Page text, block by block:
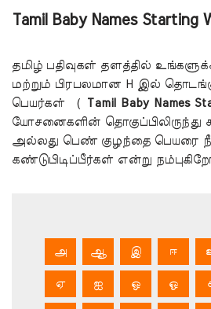
Tamil Baby Names Starting
தமிழ் பதிவுகள் தளத்தில்
மற்றும் பிரபலமான H இல்
பெயர்கள் ( Tamil Baby Names
யோசனைகளின்
அல்லது பெண் குழந்தை பெயரை
கண்டுபிடிப்பீர்கள் என்று
அ ஆ இ ஈ
ஏ ஐ ஒ ஓ